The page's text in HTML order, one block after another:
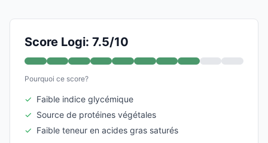
Score Logi: 7.5/10
Pourquoi ce score?
✓ Faible indice glycémique
✓ Source de protéines végétales
✓ Faible teneur en acides gras saturés